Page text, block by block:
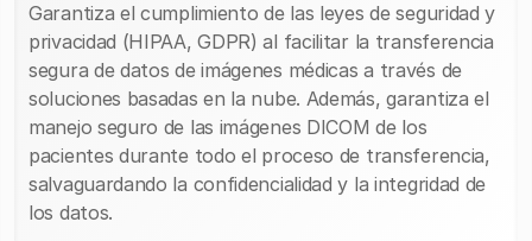
Garantiza el cumplimiento de las leyes de seguridad y
privacidad (HIPAA, GDPR) al facilitar la transferencia
segura de datos de imágenes médicas a través de
soluciones basadas en la nube. Además, garantiza el
manejo seguro de las imágenes DICOM de los
pacientes durante todo el proceso de transferencia,
salvaguardando la confidencialidad y la integridad de
los datos.